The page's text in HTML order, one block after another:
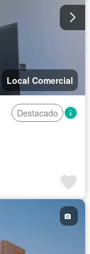
Local Comercial
Destacado